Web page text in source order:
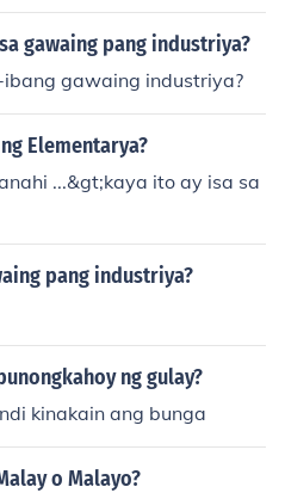
gawaing pang industriya?
gawaing industriya?
Elementarya?
...&gt;kaya ito ay isa sa
pang industriya?
ng gulay?
kinakain ang bunga
o Malayo?